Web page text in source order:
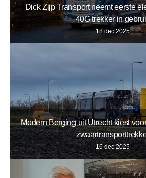
Dick Zijp Transport neemt eerste
40G trekker in
18 dec 2025
Modern Berging uit Utrecht kiest
16 dec 2025